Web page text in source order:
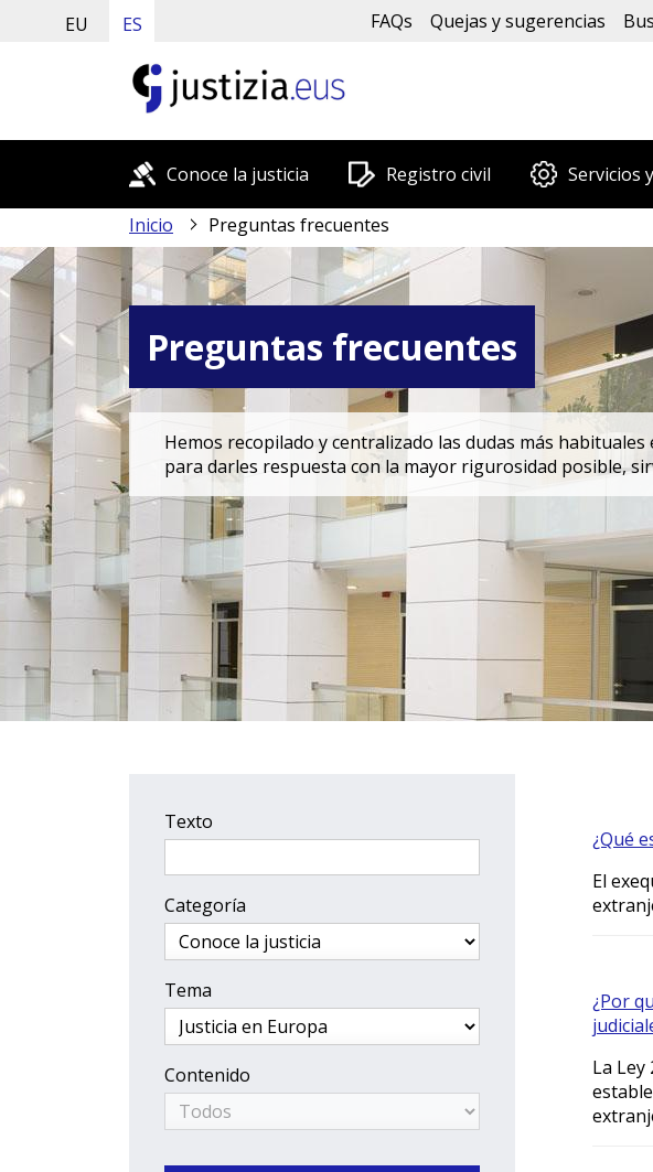
EU ES FAQs Quejas y sugerencias
Conoce la justicia Registro civil Servicios
Inicio Preguntas frecuentes
Preguntas frecuentes
Hemos recopilado y centralizado las dudas más
para darles respuesta con la mayor rigurosidad posible,
Texto
Categoría
Tema
Contenido
¿Qué
El
¿Por
La